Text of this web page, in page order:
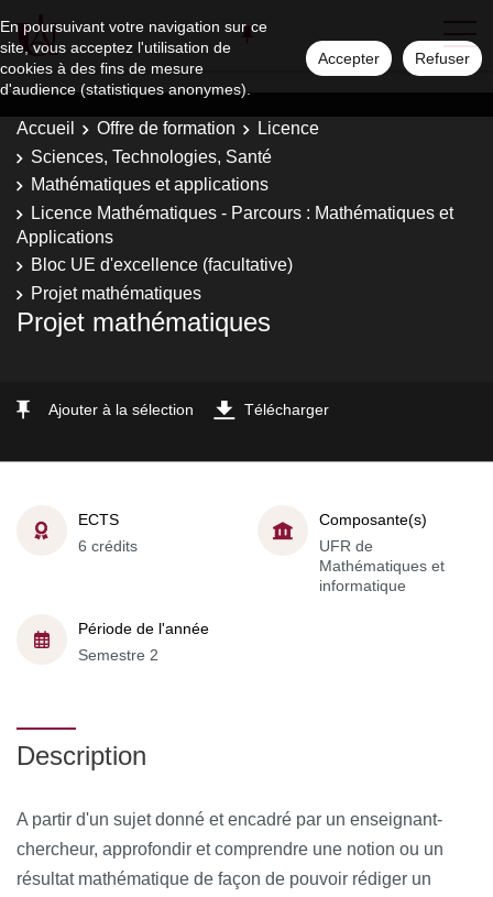
En poursuivant votre navigation sur ce
site, vous acceptez l'utilisation de
cookies à des fins de mesure
d'audience (statistiques anonymes).
Accepter Refuser
Accueil Offre de formation
Licence
Sciences, Technologies, Santé
Mathématiques et applications
Licence Mathématiques - Parcours : Mathématiques et
Applications
Bloc UE d'excellence (facultative)
Projet mathématiques
Projet mathématiques
Ajouter à la sélection Télécharger
ECTS
6 crédits
Composante(s)
UFR de
Mathématiques et
informatique
Période de l'année
Semestre 2
Description
A partir d'un sujet donné et encadré par un enseignant-
chercheur, approfondir et comprendre une notion ou un
résultat mathématique de façon de pouvoir rédiger un